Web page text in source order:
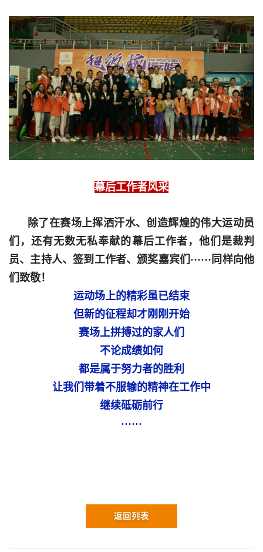
幕后工作者风采
除了在赛场上挥洒汗水、创造辉煌的伟大运动员
们，还有无数无私奉献的幕后工作者，他们是裁判
员、主持人、签到工作者、颁奖嘉宾们······同样向他
们致敬！
运动场上的精彩虽已结束
但新的征程却才刚刚开始
赛场上拼搏过的家人们
不论成绩如何
都是属于努力者的胜利
让我们带着不服输的精神在工作中
继续砥砺前行
······
返回列表